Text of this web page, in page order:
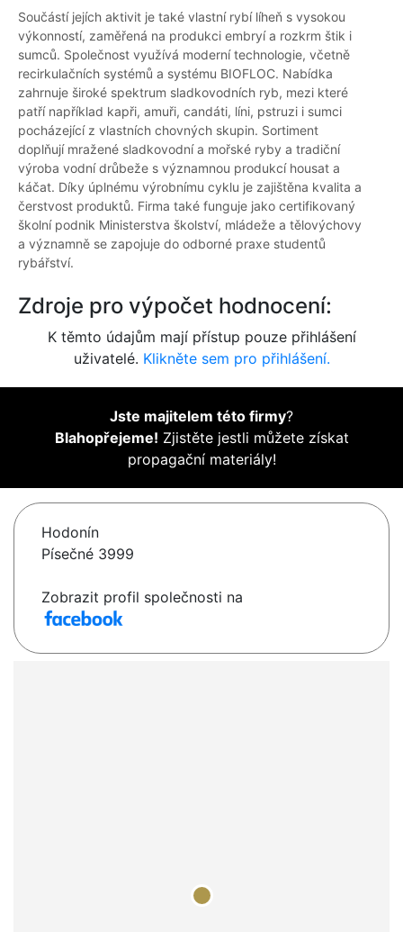
Součástí jejích aktivit je také vlastní rybí líheň s vysokou
výkonností, zaměřená na produkci embryí a rozkrm štik i
sumců. Společnost využívá moderní technologie, včetně
recirkulačních systémů a systému BIOFLOC. Nabídka
zahrnuje široké spektrum sladkovodních ryb, mezi které
patří například kapři, amuři, candáti, líni, pstruzi i sumci
pocházející z vlastních chovných skupin. Sortiment
doplňují mražené sladkovodní a mořské ryby a tradiční
výroba vodní drůbeže s významnou produkcí housat a
káčat. Díky úplnému výrobnímu cyklu je zajištěna kvalita a
čerstvost produktů. Firma také funguje jako certifikovaný
školní podnik Ministerstva školství, mládeže a tělovýchovy
a významně se zapojuje do odborné praxe studentů
rybářství.
Zdroje pro výpočet hodnocení:
K těmto údajům mají přístup pouze přihlášení
uživatelé. Klikněte sem pro přihlášení.
Jste majitelem této firmy?
Blahopřejeme! Zjistěte jestli můžete získat
propagační materiály!
Hodonín
Písečné 3999
Zobrazit profil společnosti na